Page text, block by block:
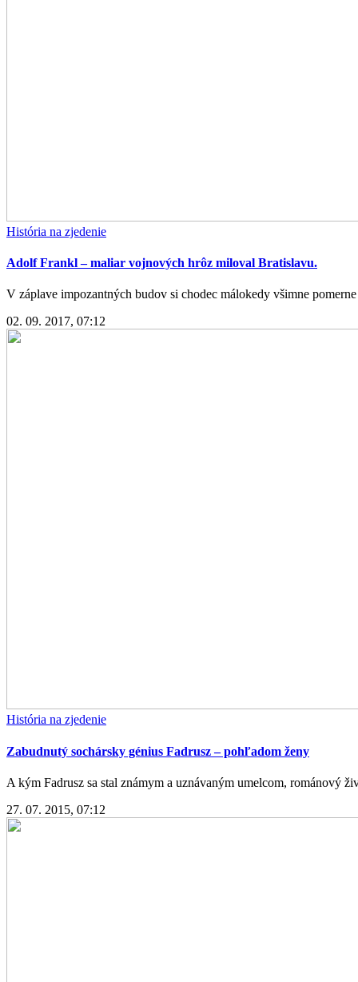
História na zjedenie
Adolf Frankl – maliar vojnových hrôz miloval Bratislavu.
V záplave impozantných budov si chodec málokedy všimne
02. 09. 2017, 07:12
História na zjedenie
Zabudnutý sochársky génius Fadrusz – pohľadom ženy
A kým Fadrusz sa stal známym a uznávaným umelcom, románový
27. 07. 2015, 07:12